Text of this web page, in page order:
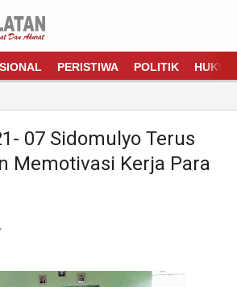
PERISTIWA POLITIK HUKUM
07 Sidomulyo Terus
Memotivasi Kerja Para